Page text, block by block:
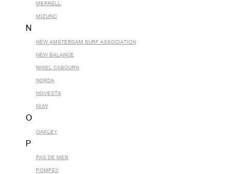
MERRELL
MIZUNO
N
NEW AMSTERDAM SURF ASSOCIATION
NEW BALANCE
NIGEL CABOURN
NORDA
NOVESTA
NUW
O
OAKLEY
P
PAS DE MER
POMPEII